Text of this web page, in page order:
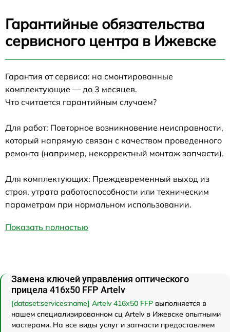
Гарантийные обязательства
сервисного центра в Ижевске
Гарантия от сервиса: на смонтированные
комплектующие — до 3 месяцев.
Что считается гарантийным случаем?
Для работ: Повторное возникновение неисправности,
который напрямую связан с качеством проведенного
ремонта (например, некорректный монтаж запчасти).
Для комплектующих: Преждевременный выход из
строя, утрата работоспособности или техническим
параметрам при нормальном использовании.
Показать полностью
Замена ключей управления оптического
прицела 416x50 FFP Artelv
[dataset:services:name] Artelv 416x50 FFP выполняется в
нашем специализированном сц Artelv в Ижевске опытными
мастерами. На все виды услуг и запчасти предоставляем